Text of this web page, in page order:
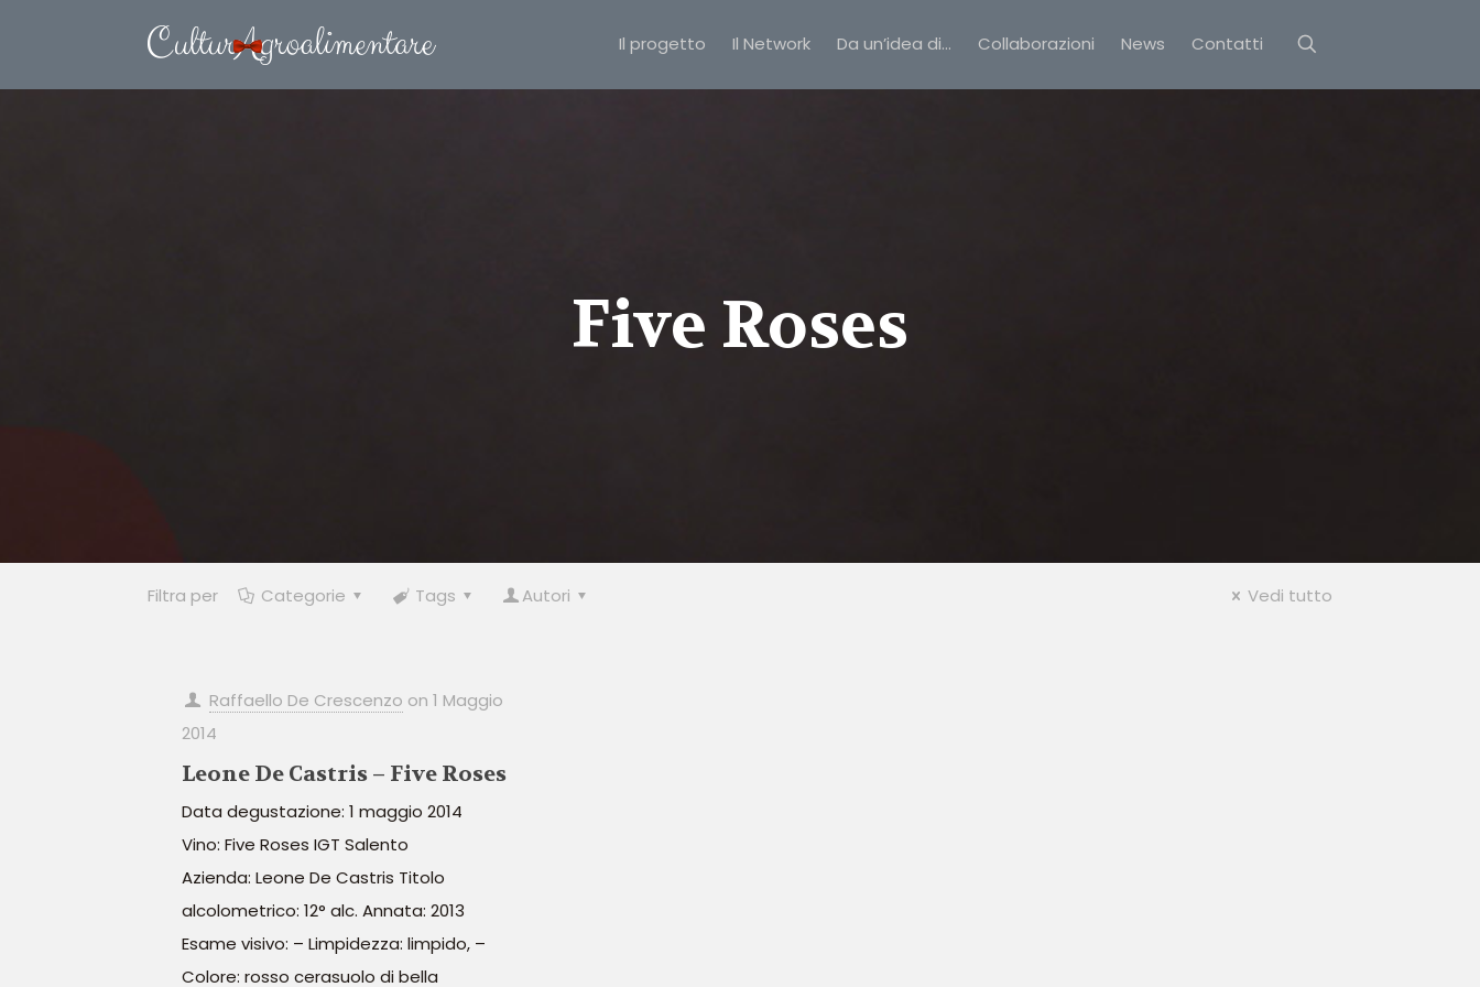
Il progetto Il Network Da un’idea di… Collaborazioni News Contatti
Five Roses
Filtra per Categorie Tags Autori Vedi tutto
Raffaello De Crescenzo on 1 Maggio
2014
Leone De Castris – Five Roses
Data degustazione: 1 maggio 2014
Vino: Five Roses IGT Salento
Azienda: Leone De Castris Titolo
alcolometrico: 12° alc. Annata: 2013
Esame visivo: – Limpidezza: limpido, –
Colore: rosso cerasuolo di bella